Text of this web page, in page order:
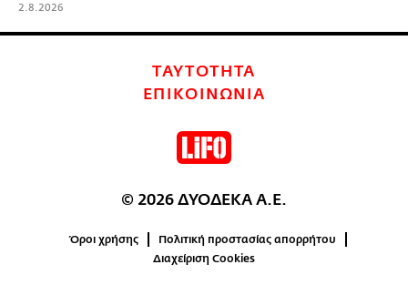
2.8.2026
ΤΑΥΤΟΤΗΤΑ
ΕΠΙΚΟΙΝΩΝΙΑ
© 2026 ΔΥΟΔΕΚΑ Α.Ε.
Όροι χρήσης
Πολιτική προστασίας απορρήτου
Διαχείριση Cookies